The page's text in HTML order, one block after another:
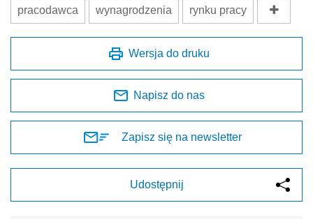
pracodawca wynagrodzenia rynku pracy
Wersja do druku
Napisz do nas
Zapisz się na newsletter
Udostępnij